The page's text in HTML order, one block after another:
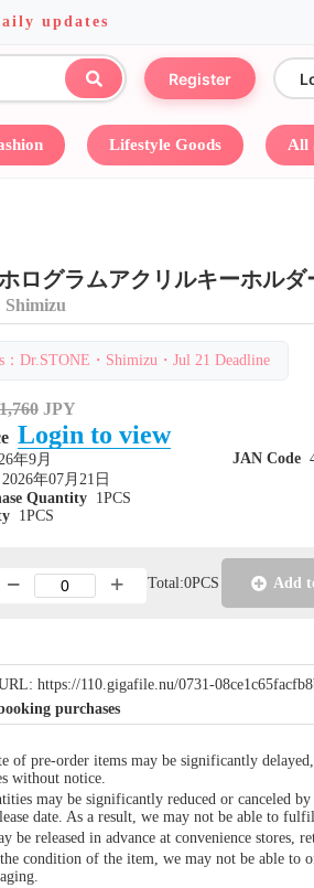
updates
Register
Lifestyle Goods All
ログラムアクリルキーホルダ
Shimizu
：Dr.STONE・Shimizu・Jul 21 Deadline
1,760 JPY
Login to view
年9月
2026年07月21日
Quantity
1PCS
1PCS
JAN Code
Total:0PCS Add
https://110.gigafile.nu/0731-
purchases
of pre-order items may be significantly
without notice.
may be significantly reduced or canceled
date. As a result, we may not be able to
be released in advance at convenience stores,
condition of the item, we may not be able to